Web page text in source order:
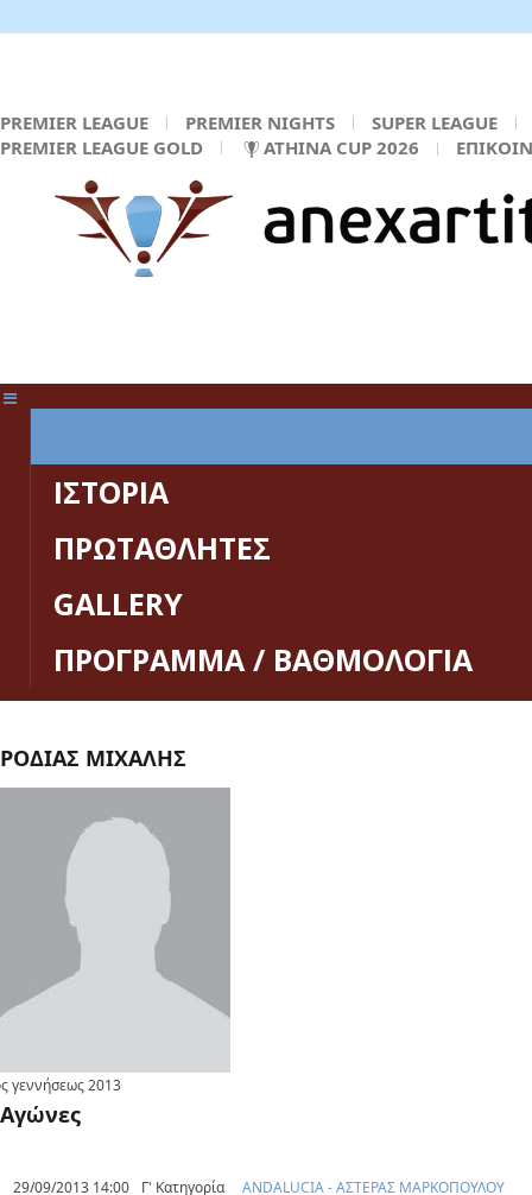
PREMIER LEAGUE PREMIER NIGHTS
SUPER LEAGUE
PREMIER LEAGUE GOLD
ATHINA CUP 2026
ΙΣΤΟΡΙΑ
ΠΡΩΤΑΘΛΗΤΕΣ
GALLERY
ΠΡΟΓΡΑΜΜΑ / ΒΑΘΜΟΛΟΓΙΑ
ΡΟΔΙΑΣ ΜΙΧΑΛΗΣ
γεννήσεως2013
Αγώνες
29/09/2013 14:00 Γ' Κατηγορία
ANDALUCIA - ΑΣΤΕΡΑΣ ΜΑΡΚΟΠΟΥΛΟΥ